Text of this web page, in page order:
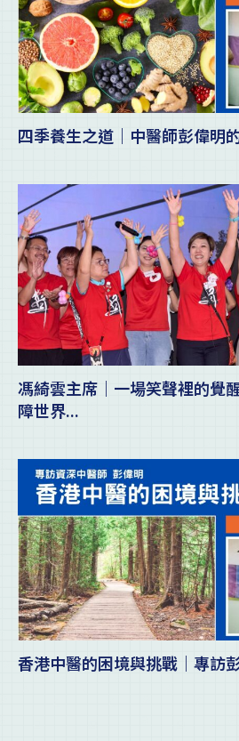
四季養生之道｜中醫師彭偉明
馮綺雲主席｜一場笑聲裡的覺
障世界...
香港中醫的困境與挑戰｜專訪